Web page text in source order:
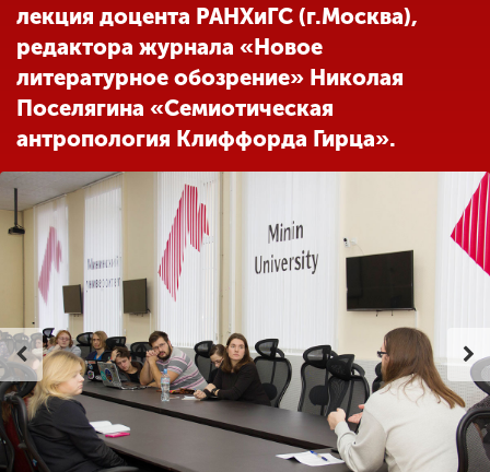
Студенческая жизнь
Сведения об
образовательной
ENG CHI
Приемная
комиссия
+7 (831) 262-26-20
лекция доцента РАНХиГС (г.Москва),
редактора журнала «Новое
литературное обозрение» Николая
Поселягина «Семиотическая
антропология Клиффорда Гирца».